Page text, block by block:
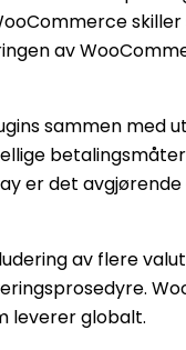
av
sammen med
er det
av flere
leverer globalt.